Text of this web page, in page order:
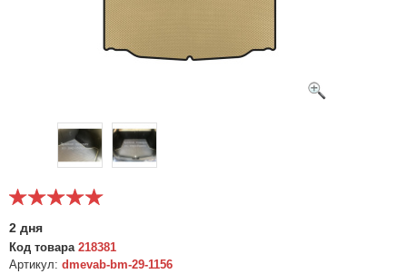
2 дня
Код товара 218381
Артикул: dmevab-bm-29-1156